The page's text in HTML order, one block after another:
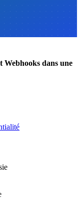
Webhooks dans une